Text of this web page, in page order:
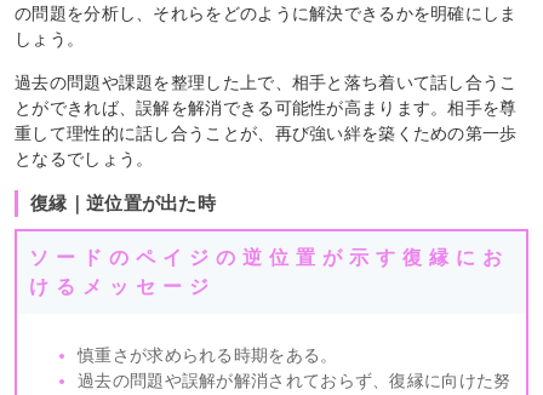
の問題を分析し、それらをどのように解決できるかを明確にしま
しょう。
過去の問題や課題を整理した上で、相手と落ち着いて話し合うこ
とができれば、誤解を解消できる可能性が高まります。相手を尊
重して理性的に話し合うことが、再び強い絆を築くための第一歩
となるでしょう。
復縁｜逆位置が出た時
ソードのペイジの逆位置が示す復縁にお
けるメッセージ
慎重さが求められる時期をある。
過去の問題や誤解が解消されておらず、復縁に向けた努